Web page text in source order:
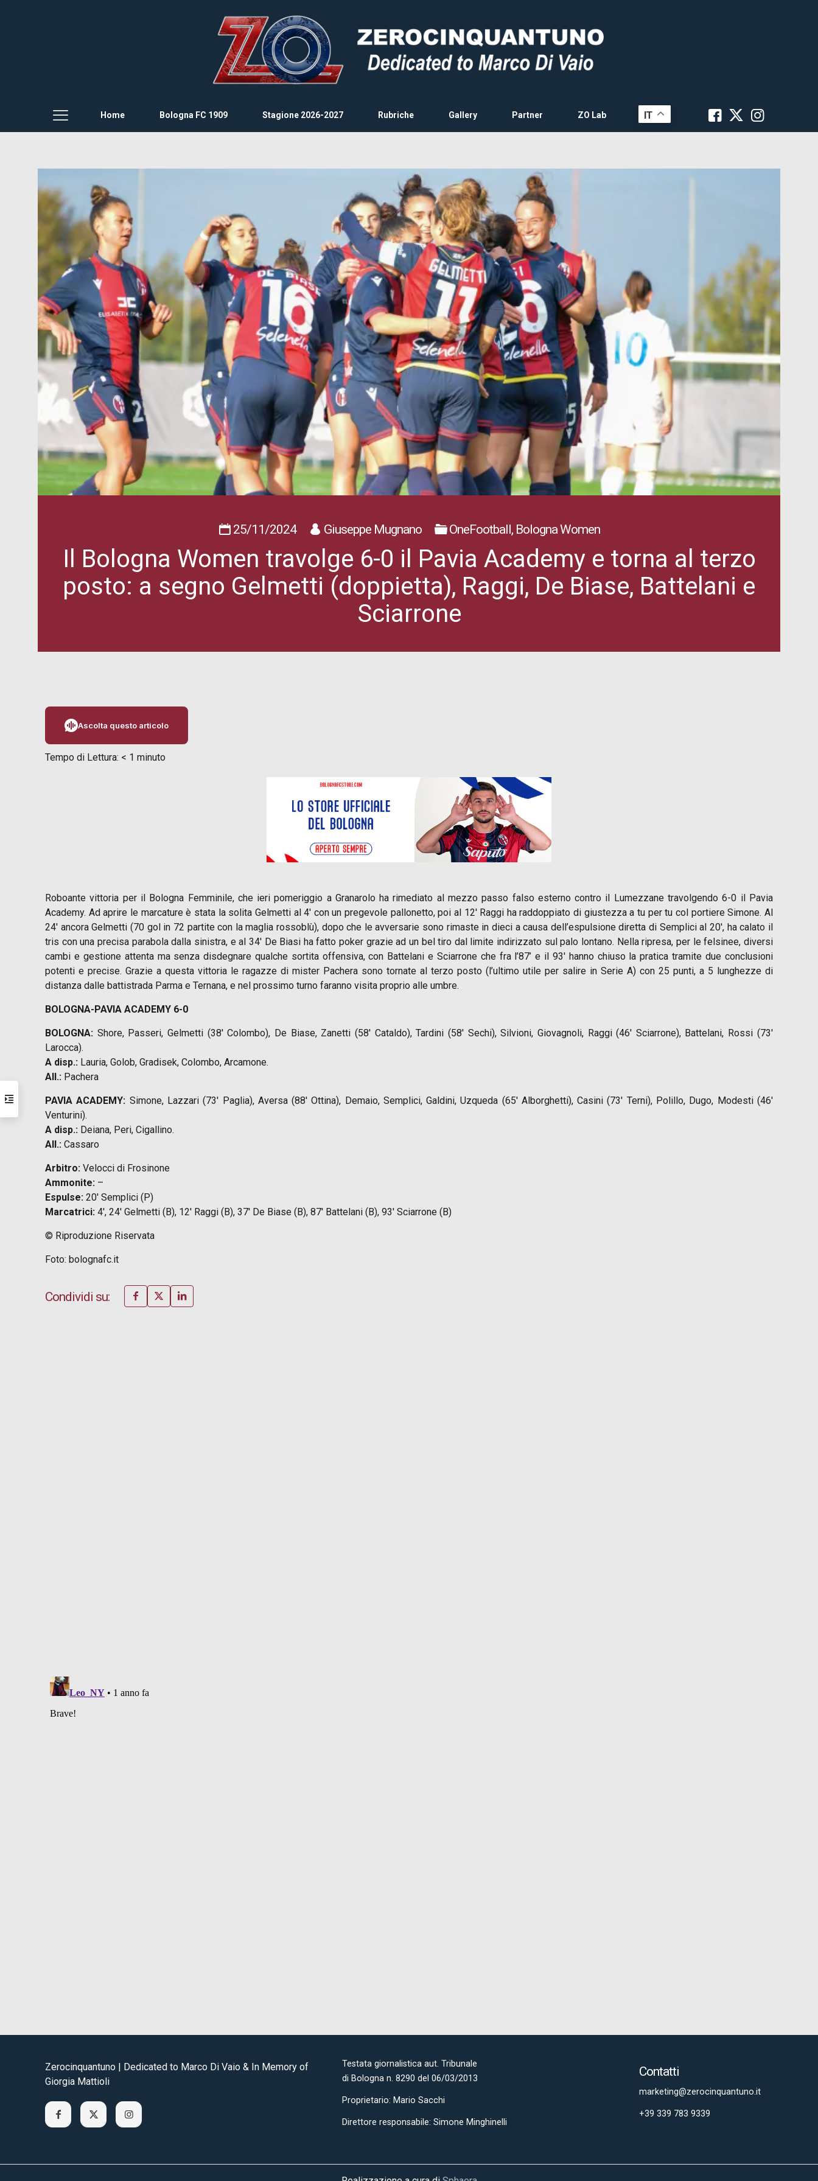
Home Bologna FC 1909 Stagione 2026-2027 Rubriche Gallery Partner ZO Lab IT
25/11/2024 Giuseppe Mugnano OneFootball, Bologna Women
Il Bologna Women travolge 6-0 il Pavia Academy e torna al terzo
posto: a segno Gelmetti (doppietta), Raggi, De Biase, Battelani e
Sciarrone
Ascolta questo articolo
Tempo di Lettura: < 1 minuto
Roboante vittoria per il Bologna Femminile, che ieri pomeriggio a Granarolo ha rimediato al mezzo passo falso esterno contro il Lumezzane travolgendo 6-0 il Pavia
Academy. Ad aprire le marcature è stata la solita Gelmetti al 4′ con un pregevole pallonetto, poi al 12′ Raggi ha raddoppiato di giustezza a tu per tu col portiere Simone. Al
24′ ancora Gelmetti (70 gol in 72 partite con la maglia rossoblù), dopo che le avversarie sono rimaste in dieci a causa dell’espulsione diretta di Semplici al 20′, ha calato il
tris con una precisa parabola dalla sinistra, e al 34′ De Biasi ha fatto poker grazie ad un bel tiro dal limite indirizzato sul palo lontano. Nella ripresa, per le felsinee, diversi
cambi e gestione attenta ma senza disdegnare qualche sortita offensiva, con Battelani e Sciarrone che fra l’87’ e il 93′ hanno chiuso la pratica tramite due conclusioni
potenti e precise. Grazie a questa vittoria le ragazze di mister Pachera sono tornate al terzo posto (l’ultimo utile per salire in Serie A) con 25 punti, a 5 lunghezze di
distanza dalle battistrada Parma e Ternana, e nel prossimo turno faranno visita proprio alle umbre.
BOLOGNA-PAVIA ACADEMY 6-0
BOLOGNA: Shore, Passeri, Gelmetti (38′ Colombo), De Biase, Zanetti (58′ Cataldo), Tardini (58′ Sechi), Silvioni, Giovagnoli, Raggi (46′ Sciarrone), Battelani, Rossi (73′
Larocca).
A disp.: Lauria, Golob, Gradisek, Colombo, Arcamone.
All.: Pachera
PAVIA ACADEMY: Simone, Lazzari (73′ Paglia), Aversa (88′ Ottina), Demaio, Semplici, Galdini, Uzqueda (65′ Alborghetti), Casini (73′ Terni), Polillo, Dugo, Modesti (46′
Venturini).
A disp.: Deiana, Peri, Cigallino.
All.: Cassaro
Arbitro: Velocci di Frosinone
Ammonite: –
Espulse: 20′ Semplici (P)
Marcatrici: 4′, 24′ Gelmetti (B), 12′ Raggi (B), 37′ De Biase (B), 87′ Battelani (B), 93′ Sciarrone (B)
© Riproduzione Riservata
Foto: bolognafc.it
Condividi su:
Zerocinquantuno | Dedicated to Marco Di Vaio & In Memory of
Giorgia Mattioli
Testata giornalistica aut. Tribunale
di Bologna n. 8290 del 06/03/2013
Proprietario: Mario Sacchi
Direttore responsabile: Simone Minghinelli
Contatti
marketing@zerocinquantuno.it
+39 339 783 9339